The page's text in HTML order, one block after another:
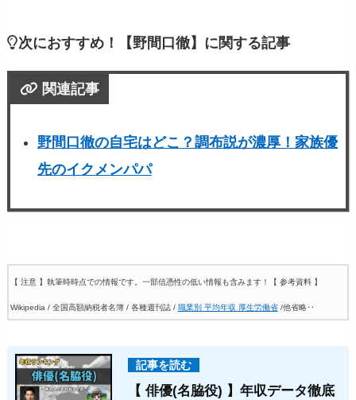
次におすすめ！【野間口徹】に関する記事
関連記事
野間口徹の自宅はどこ？調布説が濃厚！家族優
先のイクメンパパ
【 注意 】執筆時時点での情報です。一部信憑性の低い情報も含みます！ 【 参考資料 】
Wikipedia / 全国高額納税者名簿 / 各種週刊誌 / 職業別 平均年収 厚生労働省/他省略‥
【 俳優(名脇役) 】年収データ徹底